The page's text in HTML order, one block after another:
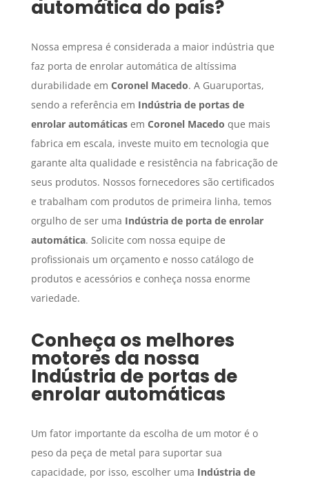
automática do país?
Nossa empresa é considerada a maior indústria que
faz porta de enrolar automática de altíssima
durabilidade em Coronel Macedo. A Guaruportas,
sendo a referência em Indústria de portas de
enrolar automáticasem Coronel Macedo que mais
fabrica em escala, investe muito em tecnologia que
garante alta qualidade e resistência na fabricação de
seus produtos. Nossos fornecedores são certificados
e trabalham com produtos de primeira linha, temos
orgulho de ser uma Indústria de porta de enrolar
automática. Solicite com nossa equipe de
profissionais um orçamento e nosso catálogo de
produtos e acessórios e conheça nossa enorme
variedade.
Conheça os melhores
motores da nossa
Indústria de portas de
enrolar automáticas
Um fator importante da escolha de um motor é o
peso da peça de metal para suportar sua
capacidade, por isso, escolher uma Indústria de